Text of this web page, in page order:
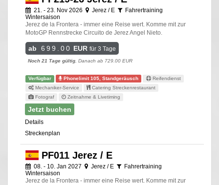
21. - 23. Nov 2026 Jerez / E
Fahrertraining
Wintersaison
Jerez de la Frontera - immer eine Reise wert. Komme mit zur
MotoGP Rennstrecke Circuito de Jerez Angel Nieto.
ab 699.00 EUR für 3 Tage
Noch 21 Tage gültig , Danach ab 729.00 EUR
Verfügbar Phonelimit 105, Standgeräusch
Reifendienst
Mechaniker-Service
Catering Streckenrestaurant
Fotograf
Zeitnahme & Livetiming
Jetzt buchen
Details
Streckenplan
PF011 Jerez / E
08. - 10. Jan 2027 Jerez / E
Fahrertraining
Wintersaison
Jerez de la Frontera - immer eine Reise wert. Komme mit zur